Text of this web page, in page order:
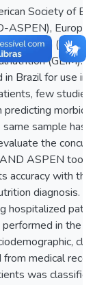
Society of
ASPEN),
(GLIM).
Brazil for use in
few
predicting
same sample
the
ASPEN tool
accuracy with
diagnosis.
hospitalized
in the
medical
was